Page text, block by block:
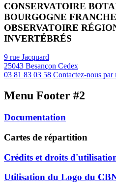
CONSERVATOIRE
BOURGOGNE
OBSERVATOIRE
INVERTÉBRÉS
9 rue Jacquard
25043 Besançon Cedex
03 81 83 03 58 Contactez-nous par
Menu Footer #2
Documentation
Cartes de répartition
Crédits et droits
Utilisation du Logo du